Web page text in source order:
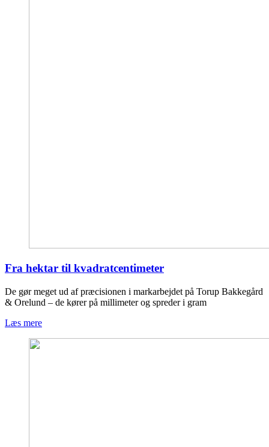
Fra hektar til kvadratcentimeter
De gør meget ud af præcisionen i markarbejdet på Torup Bakkegård
& Orelund – de kører på millimeter og spreder i gram
Læs mere